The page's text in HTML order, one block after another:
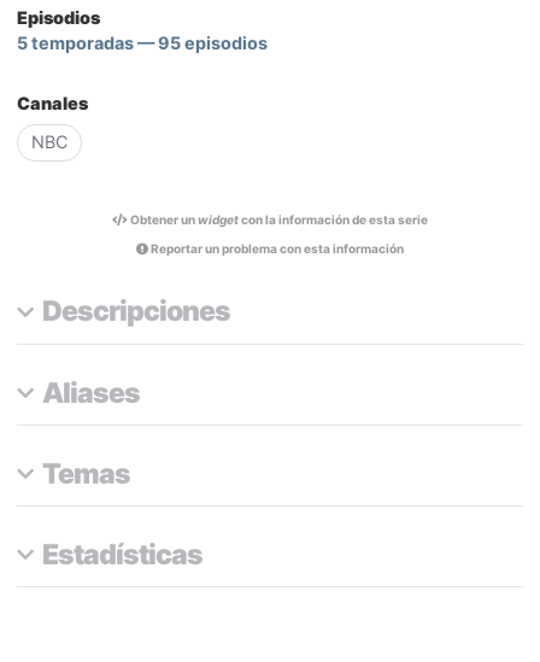
Episodios
5 temporadas — 95 episodios
Canales
NBC
Obtener unwidgetcon la información de esta serie
Reportar un problema con esta información
Descripciones
Aliases
Temas
Estadísticas